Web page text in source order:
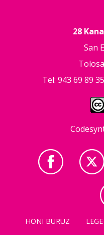
28
San
Tel: 943 69 89
HONI BURUZ